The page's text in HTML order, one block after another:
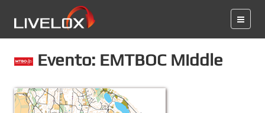
Evento: EMTBOC Middle